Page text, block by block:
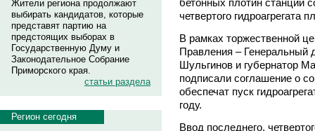
Жители региона продолжают
выбирать кандидатов, которые
представят партию на
предстоящих выборах в
Государственную Думу и
Законодательное Собрание
Приморского края.
статьи раздела
Регион сегодня
четвертого гидроагрегата
В рамках торжественной
Правления – Генеральный
Шульгинов и губернатор
подписали соглашение о
обеспечат пуск
году.
Ввод последнего,